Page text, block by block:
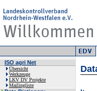
ISO agri Net
Übersicht
Werkzeuge
LKV DV Projekte
Mailingliste